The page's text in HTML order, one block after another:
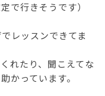
で行きそうです）
レッスンできてま
れたり、聞こえてな
かっています。